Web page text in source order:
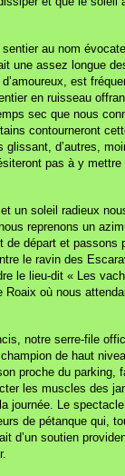
au nom
une assez longue
est
en ruisseau
sec que nous
contourneront
glissant, d’autres,
pas à y
un soleil radieux
reprenons un
de départ et passons
le ravin des
le lieu-dit « Les
Roaix où nous
notre serre-file
de haut
proche du parking,
les muscles des
journée. Le
de pétanque qui,
d’un soutien